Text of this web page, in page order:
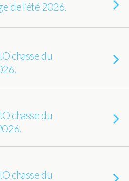
de l’été 2026.
chasse du
chasse du
chasse du